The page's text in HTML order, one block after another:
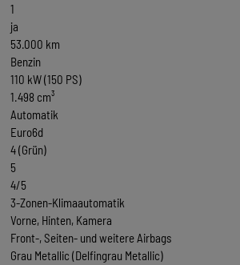
1
ja
53.000 km
Benzin
110 kW (150 PS)
1.498 cm³
Automatik
Euro6d
4 (Grün)
5
4/5
3-Zonen-Klimaautomatik
Vorne, Hinten, Kamera
Front-, Seiten- und weitere Airbags
Grau Metallic (Delfingrau Metallic)